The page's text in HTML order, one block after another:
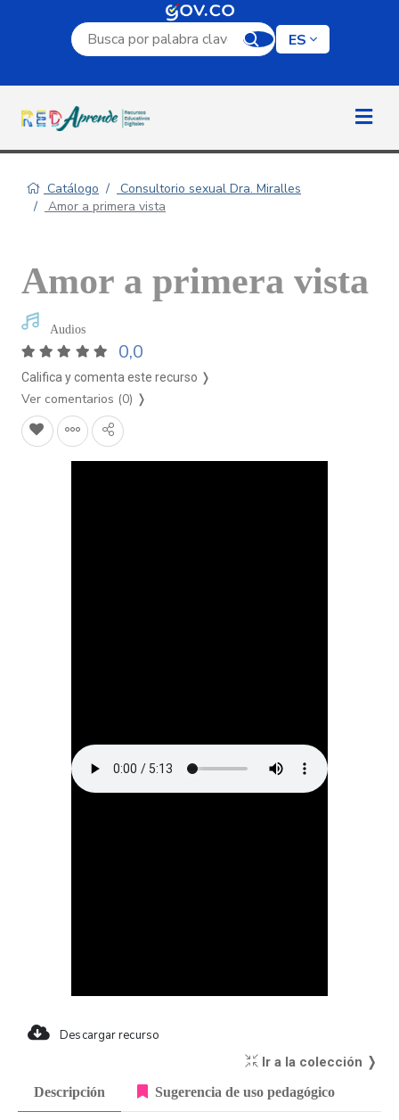
Campo de búsqueda por palabra clave
ES
Catálogo
Consultorio sexual Dra. Miralles
Amor a primera vista
Amor a primera vista
Audios
0,0
Califica y comenta este recurso ❭
Ver comentarios (0) ❭
Descargar recurso
Ir a la colección ❭
Descripción Sugerencia de uso pedagógico